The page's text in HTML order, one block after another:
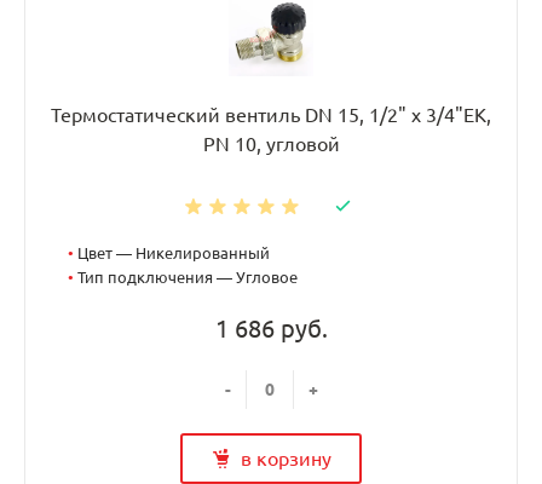
Термостатический вентиль DN 15, 1/2" х 3/4"EK,
PN 10, угловой
• Цвет — Никелированный
• Тип подключения — Угловое
1 686 руб.
- +
в корзину